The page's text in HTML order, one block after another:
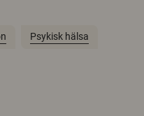
Psykisk hälsa